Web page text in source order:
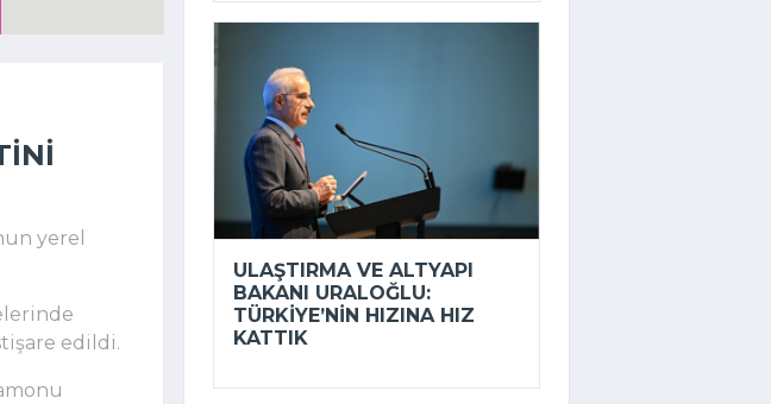
yerel
edildi.
ULAŞTIRMA VE ALTYAPI
BAKANI URALOĞLU:
TÜRKIYE’NIN HIZINA HIZ
KATTIK